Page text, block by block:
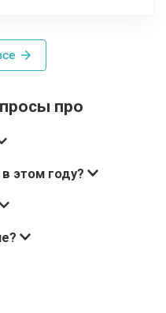
про
этом году?